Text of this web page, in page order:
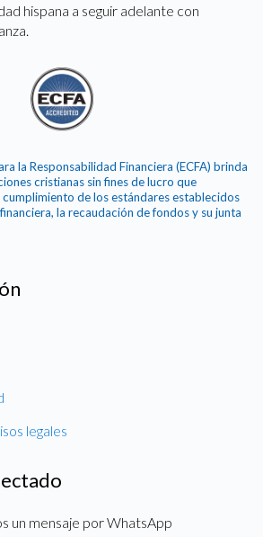
hispana a seguir adelante con
la Responsabilidad Financiera (ECFA) brinda
cristianas sin fines de lucro que
de los estándares establecidos
la recaudación de fondos y su junta
legales
un mensaje por WhatsApp